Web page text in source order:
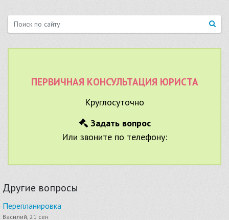
ПЕРВИЧНАЯ КОНСУЛЬТАЦИЯ ЮРИСТА
Круглосуточно
Задать вопрос
Или звоните по телефону:
Другие вопросы
Перепланировка
Василий, 21 сен